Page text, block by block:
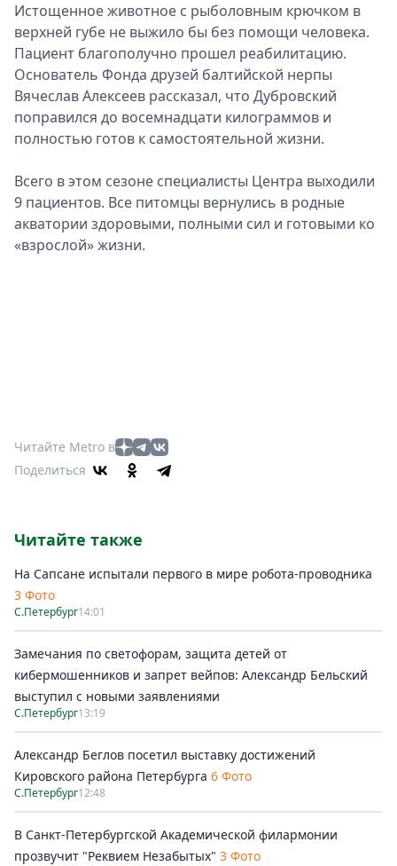
Истощенное животное с рыболовным крючком в
верхней губе не выжило бы без помощи человека.
Пациент благополучно прошел реабилитацию.
Основатель Фонда друзей балтийской нерпы
Вячеслав Алексеев рассказал, что Дубровский
поправился до восемнадцати килограммов и
полностью готов к самостоятельной жизни.
Всего в этом сезоне специалисты Центра выходили
9 пациентов. Все питомцы вернулись в родные
акватории здоровыми, полными сил и готовыми ко
«взрослой» жизни.
Читайте Metro в
Поделиться
Читайте также
На Сапсане испытали первого в мире робота-проводника
3 Фото
С.Петербург14:01
Замечания по светофорам, защита детей от
кибермошенников и запрет вейпов: Александр Бельский
выступил с новыми заявлениями
С.Петербург13:19
Александр Беглов посетил выставку достижений
Кировского района Петербурга 6 Фото
С.Петербург12:48
В Санкт-Петербургской Академической филармонии
прозвучит "Реквием Незабытых" 3 Фото